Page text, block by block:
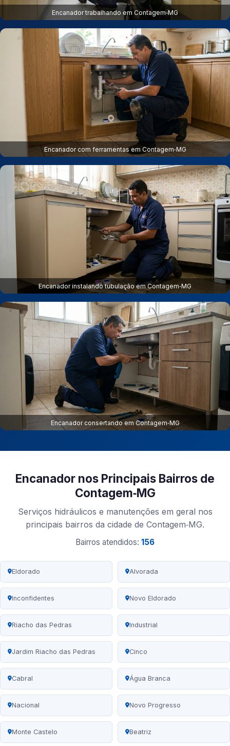
Encanador trabalhando em Contagem‑MG
Encanador com ferramentas em Contagem‑MG
Encanador instalando tubulação em Contagem‑MG
Encanador consertando em Contagem‑MG
Encanador nos Principais Bairros de
Contagem‑MG
Serviços hidráulicos e manutenções em geral nos
principais bairros da cidade de Contagem‑MG.
Bairros atendidos: 156
Eldorado Alvorada
Inconfidentes Novo Eldorado
Riacho das Pedras Industrial
Jardim Riacho das Pedras Cinco
Cabral Água Branca
Nacional Novo Progresso
Monte Castelo Beatriz